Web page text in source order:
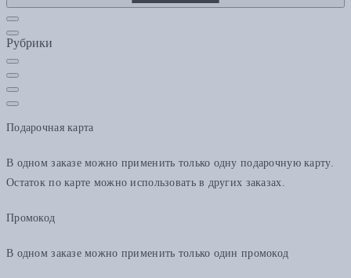
Рубрики
Подарочная карта
В одном заказе можно применить только одну подарочную карту.
Остаток по карте можно использовать в других заказах.
Промокод
В одном заказе можно применить только один промокод